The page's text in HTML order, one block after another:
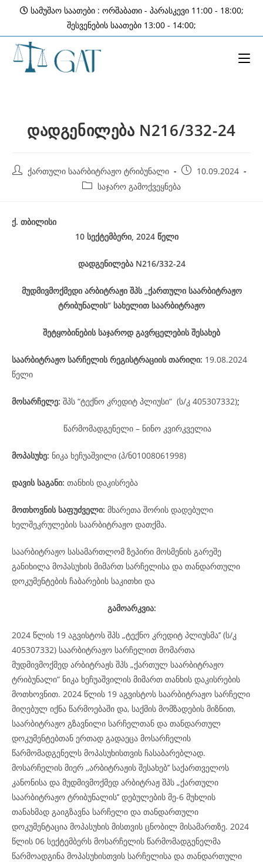
content
სამუშაო საათები : ორშაბათი - პარასკევი 11:00 - 18:00;
შესვენების საათები 13:00 - 14:00;
დადგენილება N216/332-24
Post ქართული საარბიტრაჟო ტრიბუნალი
Post 10.09.2024
Post საჯარო გამოქვეყნება
ქ. თბილისი
10 სექტემბერი, 2024 წელი
დადგენილება N216/332-24
მუდმივმოქმედი არბიტრაჟი შპს „ქართული საარბიტრაჟო
ტრიბუნალის“ სახელით საარბიტრაჟო
შეტყობინების საჯაროდ გავრცელების შესახებ
საარბიტრაჟო სარჩელის რეგისტრაციის თარიღი: 19.08.2024
წელი
მოსარჩელე: შპს “ტექნო კრედიტ პლიუსი“ (ს/კ 405307332);
წარმომადგენელი – ნინო კვირკველია
მოპასუხე: ნიკა ხეჩუაშვილი (პ/ნ01008061998)
დავის საგანი: თანხის დაკისრება
მოთხოვნის საფუძველი: მხარეთა შორის დადებული
ხელშეკრულების საარბიტრაჟო დათქმა.
საარბიტრაჟო სასამართლომ ზეპირი მოსმენის გარეშე
განიხილა მოპასუხის მიმართ სარჩელისა და თანდართული
დოკუმენტების ჩაბარების საკითხი და
გამოარკვია:
2024 წლის 19 აგვისტოს შპს „ტექნო კრედიტ პლიუსმა’’ (ს/კ
405307332) საარბიტრაჟო სარჩელით მომართა
მუდმივმოქმედ არბიტრაჟს შპს „ქართულ საარბიტრაჟო
ტრიბუნალი“ ნიკა ხეჩუაშვილის მიმართ თანხის დაკისრების
მოთხოვნით. 2024 წლის 19 აგვისტოს საარბიტრაჟო სარჩელი
მიღებულ იქნა წარმოებაში და, საქმის მომზადების მიზნით,
საარბიტრაჟო გზავნილი სარჩელთან და თანდართულ
დოკუმენტებთან ერთად გადაეცა მოსარჩელის
წარმომადგენელს მოპასუხისთვის ჩასაბარებლად.
მოსარჩელის მიერ ,,არბიტრაჟის შესახებ’’ საქართველოს
კანონისა და მუდმივმოქმედ არბიტრაჟ შპს „ქართული
საარბიტრაჟო ტრიბუნალის’’ დებულების მე-6 მუხლის
თანახმად გაიგზავნა სარჩელი და თანდართული
დოკუმენტაცია მოპასუხის მისთვის ცნობილ მისამართზე. 2024
წლის 06 სექტემბერს მოსარჩელის წარმომადგენელმა
წარმოადგინა მოპასუხისთვის სარჩელისა და თანდართული